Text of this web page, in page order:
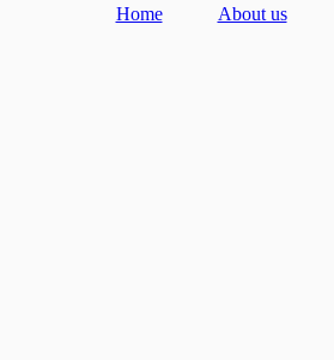
Home About us